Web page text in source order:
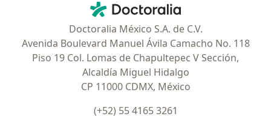
Doctoralia - Página de inicio
Doctoralia México S.A. de C.V.
Avenida Boulevard Manuel Ávila Camacho No. 118
Piso 19 Col. Lomas de Chapultepec V Sección,
Alcaldía Miguel Hidalgo
CP 11000 CDMX, México
(+52) 55 4165 3261